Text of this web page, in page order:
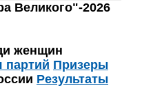
Великого"-2026
женщин
партий Призеры
Результаты